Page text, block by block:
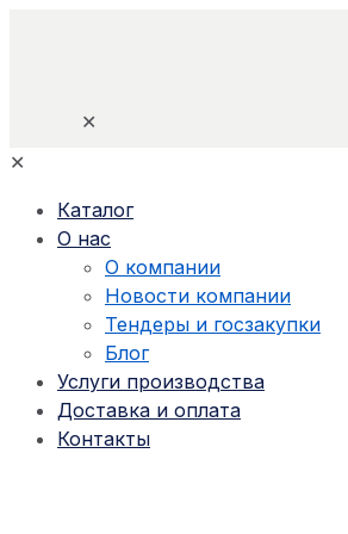
✕
✕
Каталог
О нас
О компании
Новости компании
Тендеры и госзакупки
Блог
Услуги производства
Доставка и оплата
Контакты